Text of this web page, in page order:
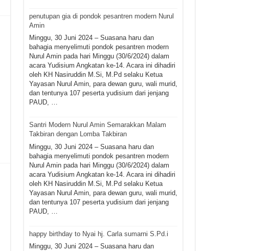
penutupan gia di pondok pesantren modern Nurul
Amin
Minggu, 30 Juni 2024 – Suasana haru dan
bahagia menyelimuti pondok pesantren modern
Nurul Amin pada hari Minggu (30/6/2024) dalam
acara Yudisium Angkatan ke-14. Acara ini dihadiri
oleh KH Nasiruddin M.Si, M.Pd selaku Ketua
Yayasan Nurul Amin, para dewan guru, wali murid,
dan tentunya 107 peserta yudisium dari jenjang
PAUD, …
Santri Modern Nurul Amin Semarakkan Malam
Takbiran dengan Lomba Takbiran
Minggu, 30 Juni 2024 – Suasana haru dan
bahagia menyelimuti pondok pesantren modern
Nurul Amin pada hari Minggu (30/6/2024) dalam
acara Yudisium Angkatan ke-14. Acara ini dihadiri
oleh KH Nasiruddin M.Si, M.Pd selaku Ketua
Yayasan Nurul Amin, para dewan guru, wali murid,
dan tentunya 107 peserta yudisium dari jenjang
PAUD, …
happy birthday to Nyai hj. Carla sumarni S.Pd.i
Minggu, 30 Juni 2024 – Suasana haru dan